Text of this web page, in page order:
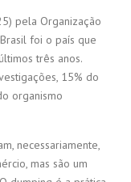
pela Organização
foi o país que
três anos.
15% do
organismo
necessariamente,
mas são um